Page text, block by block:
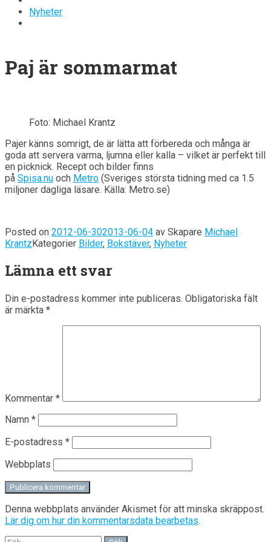
Nyheter
Paj är sommarmat
Foto: Michael Krantz
Pajer känns somrigt, de är lätta att förbereda och många är
goda att servera varma, ljumna eller kalla – vilket är perfekt till
en picknick. Recept och bilder finns
på Spisa.nu och Metro (Sveriges största tidning med ca 1.5
miljoner dagliga läsare. Källa: Metro.se)
Posted on 2012-06-302013-06-04 av Skapare Michael
KrantzKategorier Bilder, Bokstäver, Nyheter
Lämna ett svar
Din e-postadress kommer inte publiceras. Obligatoriska fält
är märkta *
Kommentar *
Namn *
E-postadress *
Webbplats
Denna webbplats använder Akismet för att minska skräppost.
Lär dig om hur din kommentarsdata bearbetas.